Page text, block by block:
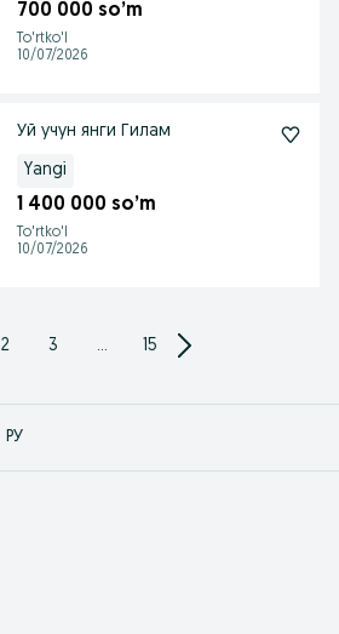
700 000 so’m
To'rtko'l
10/07/2026
Уй учун янги Гилам
Yangi
1 400 000 so’m
To'rtko'l
10/07/2026
2 3 ... 15
РУ